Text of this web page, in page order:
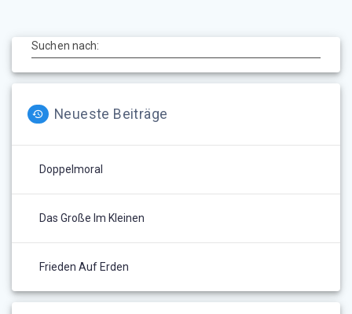
Suchen nach:
Neueste Beiträge
Doppelmoral
Das Große Im Kleinen
Frieden Auf Erden